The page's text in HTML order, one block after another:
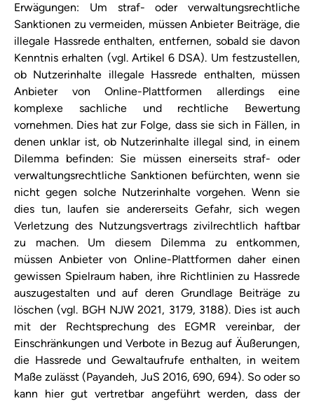
Erwägungen: Um straf- oder verwaltungsrechtliche
Sanktionen zu vermeiden, müssen Anbieter Beiträge, die
illegale Hassrede enthalten, entfernen, sobald sie davon
Kenntnis erhalten (vgl. Artikel 6 DSA). Um festzustellen,
ob Nutzerinhalte illegale Hassrede enthalten, müssen
Anbieter von Online-Plattformen allerdings eine
komplexe sachliche und rechtliche Bewertung
vornehmen. Dies hat zur Folge, dass sie sich in Fällen, in
denen unklar ist, ob Nutzerinhalte illegal sind, in einem
Dilemma befinden: Sie müssen einerseits straf- oder
verwaltungsrechtliche Sanktionen befürchten, wenn sie
nicht gegen solche Nutzerinhalte vorgehen. Wenn sie
dies tun, laufen sie andererseits Gefahr, sich wegen
Verletzung des Nutzungsvertrags zivilrechtlich haftbar
zu machen. Um diesem Dilemma zu entkommen,
müssen Anbieter von Online-Plattformen daher einen
gewissen Spielraum haben, ihre Richtlinien zu Hassrede
auszugestalten und auf deren Grundlage Beiträge zu
löschen (vgl. BGH NJW 2021, 3179, 3188). Dies ist auch
mit der Rechtsprechung des EGMR vereinbar, der
Einschränkungen und Verbote in Bezug auf Äußerungen,
die Hassrede und Gewaltaufrufe enthalten, in weitem
Maße zulässt (Payandeh, JuS 2016, 690, 694). So oder so
kann hier gut vertretbar angeführt werden, dass der